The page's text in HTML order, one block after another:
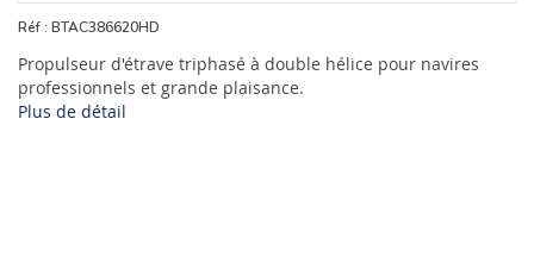
Réf : BTAC386620HD
Propulseur d'étrave triphasé à double hélice pour navires
professionnels et grande plaisance.
Plus de détail